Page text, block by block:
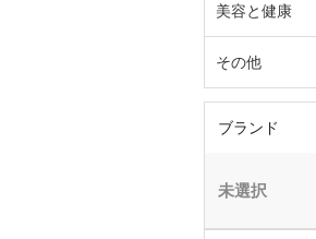
美容と健康
その他
ブランド
未選択